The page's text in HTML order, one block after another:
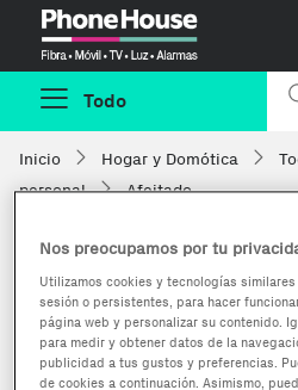
Todo
Inicio Hogar y Domótica
personal
Afeitado
Nos preocupamos por tu
Utilizamos cookies y tecnologías
sesión o persistentes, para hacer
página web y personalizar su contenido.
para medir y obtener datos de la
publicidad a tus gustos y preferencias.
de cookies a continuación. Asimismo,